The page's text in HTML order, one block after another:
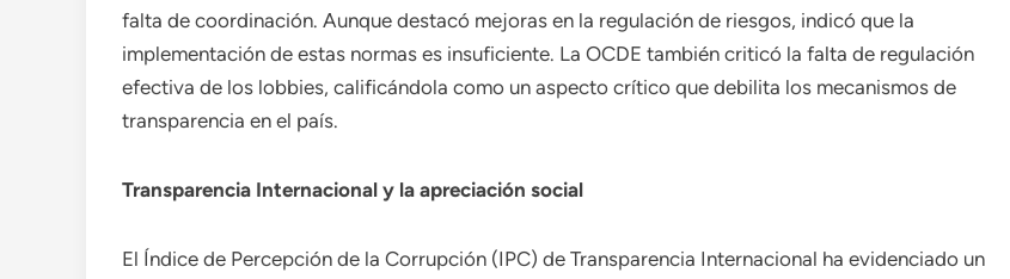
falta de coordinación. Aunque destacó mejoras en la regulación de riesgos, indicó que la
implementación de estas normas es insuficiente. La OCDE también criticó la falta de regulación
efectiva de los lobbies, calificándola como un aspecto crítico que debilita los mecanismos de
transparencia en el país.
Transparencia Internacional y la apreciación social
El Índice de Percepción de la Corrupción (IPC) de Transparencia Internacional ha evidenciado un